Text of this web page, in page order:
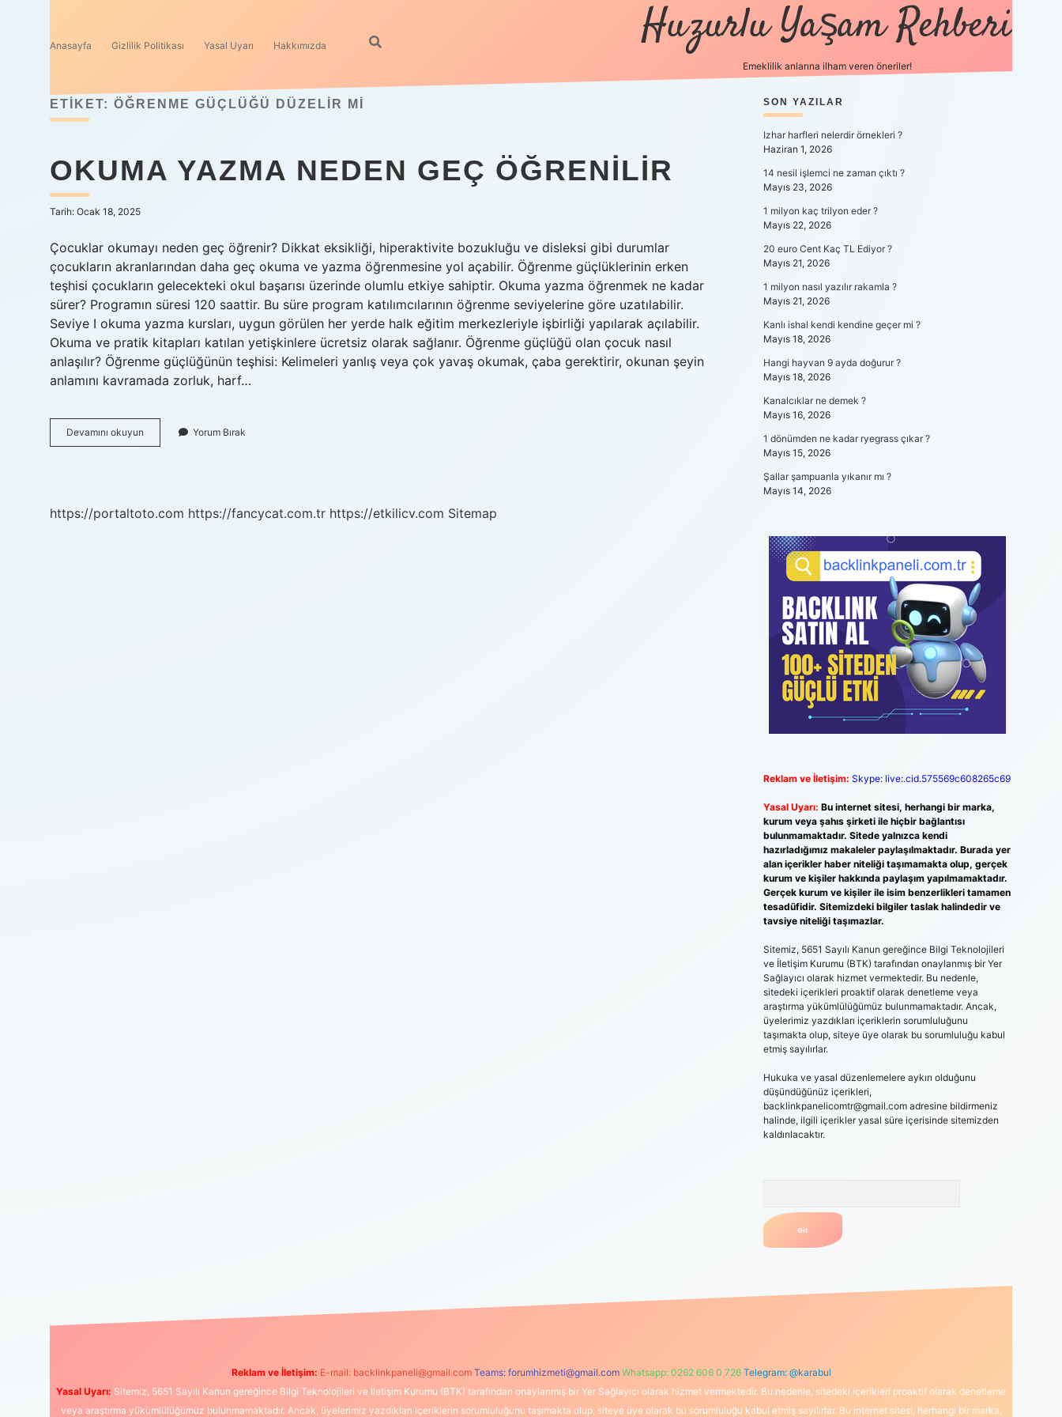
Anasayfa Gizlilik Politikası Yasal Uyarı Hakkımızda Huzurlu Yaşam Rehberi
Emeklilik anlarına ilham veren öneriler!
ETIKET: ÖĞRENME GÜÇLÜĞÜ DÜZELIR MI
OKUMA YAZMA NEDEN GEÇ ÖĞRENILIR
Tarih: Ocak 18, 2025
Çocuklar okumayı neden geç öğrenir? Dikkat eksikliği, hiperaktivite bozukluğu ve disleksi gibi durumlar
çocukların akranlarından daha geç okuma ve yazma öğrenmesine yol açabilir. Öğrenme güçlüklerinin erken
teşhisi çocukların gelecekteki okul başarısı üzerinde olumlu etkiye sahiptir. Okuma yazma öğrenmek ne kadar
sürer? Programın süresi 120 saattir. Bu süre program katılımcılarının öğrenme seviyelerine göre uzatılabilir.
Seviye I okuma yazma kursları, uygun görülen her yerde halk eğitim merkezleriyle işbirliği yapılarak açılabilir.
Okuma ve pratik kitapları katılan yetişkinlere ücretsiz olarak sağlanır. Öğrenme güçlüğü olan çocuk nasıl
anlaşılır? Öğrenme güçlüğünün teşhisi: Kelimeleri yanlış veya çok yavaş okumak, çaba gerektirir, okunan şeyin
anlamını kavramada zorluk, harf…
Devamını okuyun
Yazma
Yorum Bırak
https://portaltoto.com https://fancycat.com.tr https://etkilicv.com Sitemap
SIDEBAR
SON YAZILAR
Izhar harfleri nelerdir örnekleri ?
Haziran 1, 2026
14 nesil işlemci ne zaman çıktı ?
Mayıs 23, 2026
1 milyon kaç trilyon eder ?
Mayıs 22, 2026
20 euro Cent Kaç TL Ediyor ?
Mayıs 21, 2026
1 milyon nasıl yazılır rakamla ?
Mayıs 21, 2026
Kanlı ishal kendi kendine geçer mi ?
Mayıs 18, 2026
Hangi hayvan 9 ayda doğurur ?
Mayıs 18, 2026
Kanalcıklar ne demek ?
Mayıs 16, 2026
1 dönümden ne kadar ryegrass çıkar ?
Mayıs 15, 2026
Şallar şampuanla yıkanır mı ?
Mayıs 14, 2026
Reklam ve İletişim: Skype: live:.cid.575569c608265c69
Yasal Uyarı: Bu internet sitesi, herhangi bir marka,
kurum veya şahıs şirketi ile hiçbir bağlantısı
bulunmamaktadır. Sitede yalnızca kendi
hazırladığımız makaleler paylaşılmaktadır. Burada yer
alan içerikler haber niteliği taşımamakta olup, gerçek
kurum ve kişiler hakkında paylaşım yapılmamaktadır.
Gerçek kurum ve kişiler ile isim benzerlikleri tamamen
tesadüfidir. Sitemizdeki bilgiler taslak halindedir ve
tavsiye niteliği taşımazlar.
Sitemiz, 5651 Sayılı Kanun gereğince Bilgi Teknolojileri
ve İletişim Kurumu (BTK) tarafından onaylanmış bir Yer
Sağlayıcı olarak hizmet vermektedir. Bu nedenle,
sitedeki içerikleri proaktif olarak denetleme veya
araştırma yükümlülüğümüz bulunmamaktadır. Ancak,
üyelerimiz yazdıkları içeriklerin sorumluluğunu
taşımakta olup, siteye üye olarak bu sorumluluğu kabul
etmiş sayılırlar.
Hukuka ve yasal düzenlemelere aykırı olduğunu
düşündüğünüz içerikleri,
backlinkpanelicomtr@gmail.comadresine bildirmeniz
halinde, ilgili içerikler yasal süre içerisinde sitemizden
kaldırılacaktır.
https://betci.co/
Reklam ve İletişim: E-mail: backlinkpaneli@gmail.com Teams: forumhizmeti@gmail.com Whatsapp: 0262 606 0 726 Telegram: @karabul
Yasal Uyarı: Sitemiz, 5651 Sayılı Kanun gereğince Bilgi Teknolojileri ve İletişim Kurumu (BTK) tarafından onaylanmış bir Yer Sağlayıcı olarak hizmet vermektedir. Bu nedenle, sitedeki içerikleri proaktif olarak denetleme
veya araştırma yükümlülüğümüz bulunmamaktadır. Ancak, üyelerimiz yazdıkları içeriklerin sorumluluğunu taşımakta olup, siteye üye olarak bu sorumluluğu kabul etmiş sayılırlar. Bu internet sitesi, herhangi bir marka,